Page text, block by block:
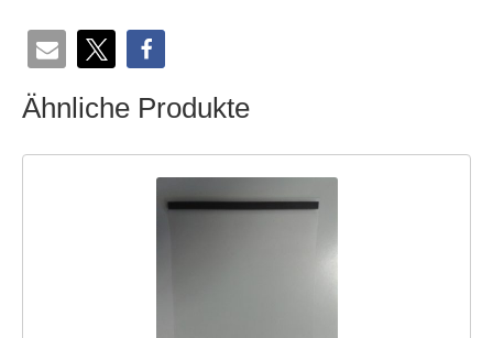
Ähnliche Produkte